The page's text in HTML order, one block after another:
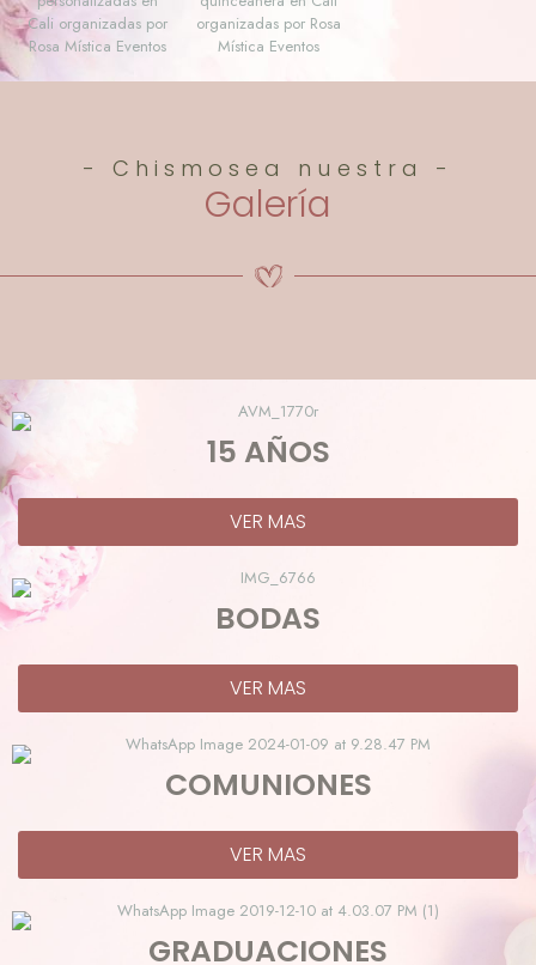
- Chismosea nuestra -
Galería
15 AÑOS
VER MAS
BODAS
VER MAS
COMUNIONES
VER MAS
GRADUACIONES